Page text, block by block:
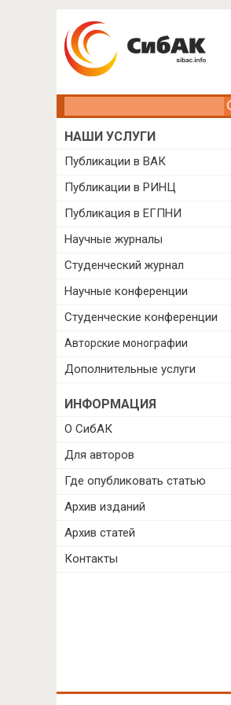
НАШИ УСЛУГИ
Публикации в ВАК
Публикации в РИНЦ
Публикация в ЕГПНИ
Научные журналы
Студенческий журнал
Научные конференции
Студенческие конференции
Авторские монографии
Дополнительные услуги
ИНФОРМАЦИЯ
О СибАК
Для авторов
Где опубликовать статью
Архив изданий
Архив статей
Контакты